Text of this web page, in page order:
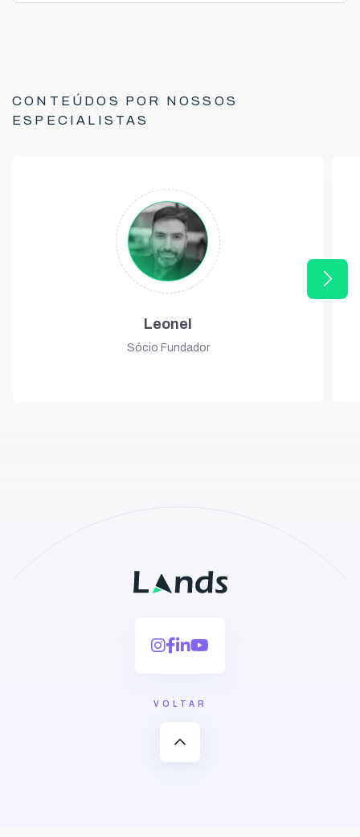
CONTEÚDOS POR NOSSOS
ESPECIALISTAS
Leonel
Sócio Fundador
arrow_forward_ios
VOLTAR
expand_less